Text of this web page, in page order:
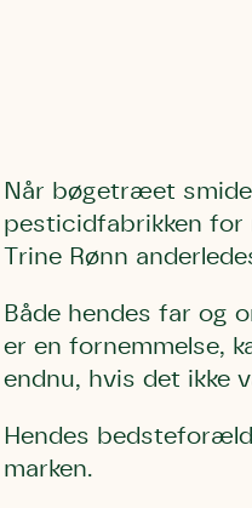
Når bøgetræet
pesticidfabrikken for
Trine Rønn
Både hendes far og
er en fornemmelse,
endnu, hvis det ikke
Hendes
marken.